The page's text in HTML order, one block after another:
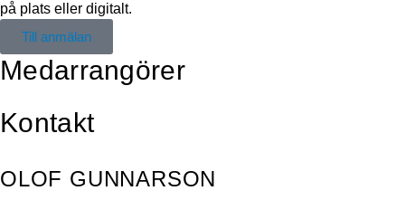
på plats eller digitalt.
Till anmälan
Medarrangörer
Kontakt
OLOF GUNNARSON